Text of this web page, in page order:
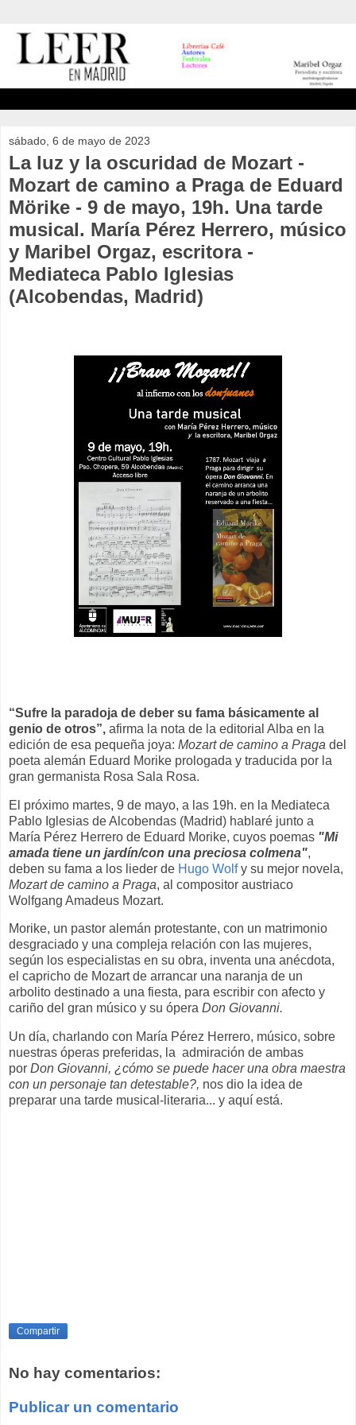
sábado, 6 de mayo de 2023
La luz y la oscuridad de Mozart -
Mozart de camino a Praga de Eduard
Mörike - 9 de mayo, 19h. Una tarde
musical. María Pérez Herrero, músico
y Maribel Orgaz, escritora -
Mediateca Pablo Iglesias
(Alcobendas, Madrid)
“Sufre la paradoja de deber su fama básicamente al
genio de otros”, afirma la nota de la editorial Alba en la
edición de esa pequeña joya: Mozart de camino a Praga del
poeta alemán Eduard Morike prologada y traducida por la
gran germanista Rosa Sala Rosa.
El próximo martes, 9 de mayo, a las 19h. en la Mediateca
Pablo Iglesias de Alcobendas (Madrid) hablaré junto a
María Pérez Herrero de Eduard Morike, cuyos poemas "Mi
amada tiene un jardín/con una preciosa colmena",
deben su fama a los lieder de Hugo Wolfy su mejor novela,
Mozart de camino a Praga, al compositor austriaco
Wolfgang Amadeus Mozart.
Morike, un pastor alemán protestante, con un matrimonio
desgraciado y una compleja relación con las mujeres,
según los especialistas en su obra, inventa una anécdota,
el capricho de Mozart de arrancar una naranja de un
arbolito destinado a una fiesta, para escribir con afecto y
cariño del gran músico y su ópera Don Giovanni.
Un día, charlando con María Pérez Herrero, músico, sobre
nuestras óperas preferidas, la admiración de ambas
por Don Giovanni, ¿cómo se puede hacer una obra maestra
con un personaje tan detestable?, nos dio la idea de
preparar una tarde musical-literaria... y aquí está.
Compartir
No hay comentarios:
Publicar un comentario